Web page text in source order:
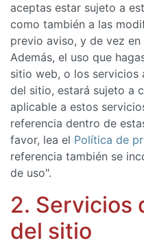
aceptas estar sujeto a
como también a las
previo aviso, y de vez
Además, el uso que
sitio web, o los servicios
del sitio, estará sujeto a
aplicable a estos
referencia dentro de
favor, lea el Política de
referencia también se
de uso".
2. Servicios
del sitio